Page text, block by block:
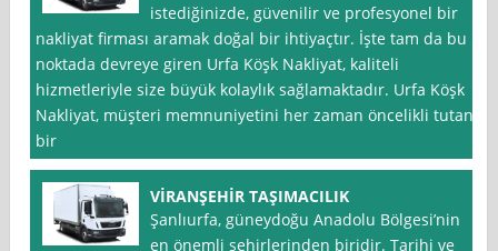
istediğinizde, güvenilir ve profesyonel bir
nakliyat firması aramak doğal bir ihtiyaçtır. İşte tam da bu
noktada devreye giren Urfa Köşk Nakliyat, kaliteli
hizmetleriyle size büyük kolaylık sağlamaktadır. Urfa Köşk
Nakliyat, müşteri memnuniyetini her zaman öncelikli tutan
bir
VİRANŞEHİR TAŞIMACILIK
Şanlıurfa, güneydoğu Anadolu Bölgesi’nin
en önemli şehirlerinden biridir. Tarihi ve